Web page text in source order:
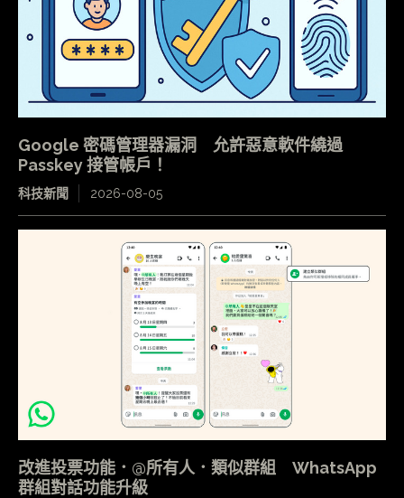
Google 密碼管理器漏洞 允許惡意軟件繞過
Passkey 接管帳戶！
科技新聞 2026-08-05
改進投票功能．@所有人．類似群組 WhatsApp
群組對話功能升級